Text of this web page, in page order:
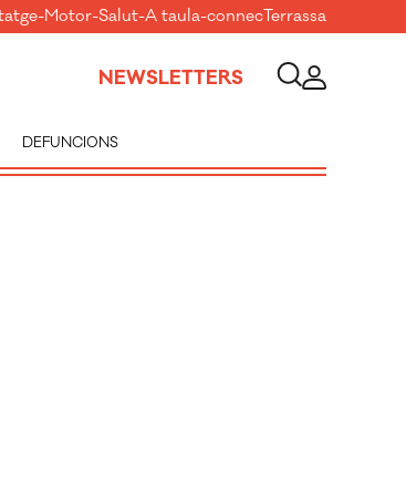
-Motor-Salut-A taula-connecTerrassa
NEWSLETTERS
DEFUNCIONS